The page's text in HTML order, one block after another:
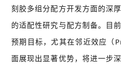
刻胶多组分配方开发方面的深
的适配性研究与配方制备。目
预期目标，尤其在邻近效应
面展现出显著优势，将进一步